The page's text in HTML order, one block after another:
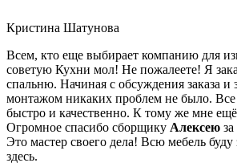
Кристина Шатунова
Всем, кто еще выбирает компанию для
советую Кухни мол! Не пожалеете! Я
спальню. Начиная с обсуждения заказа и
монтажом никаких проблем не было. Все
быстро и качественно. К тому же мне
Огромное спасибо сборщику Алексею
Это мастер своего дела! Всю мебель буду
здесь.